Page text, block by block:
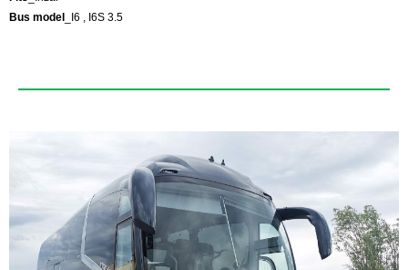
Bus model
_I6 , I6S 3.5